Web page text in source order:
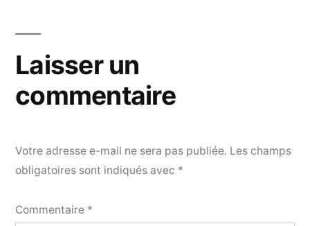
Laisser un
commentaire
Votre adresse e-mail ne sera pas publiée. Les champs
obligatoires sont indiqués avec *
Commentaire *